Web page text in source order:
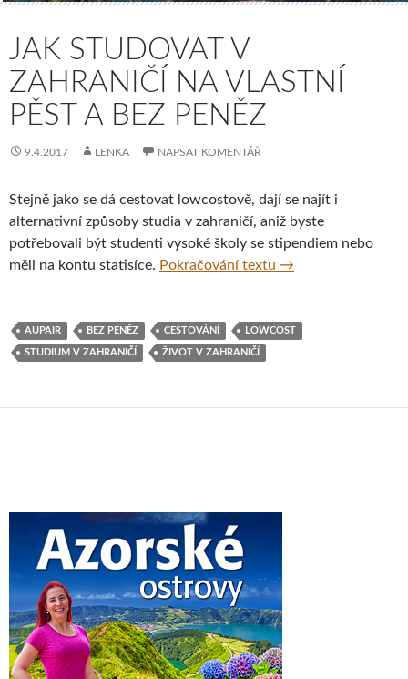
JAK STUDOVAT V
ZAHRANIČÍ NA VLASTNÍ
PĚST A BEZ PENĚZ
9.4.2017 LENKA NAPSAT KOMENTÁŘ
Stejně jako se dá cestovat lowcostově, dají se najít i
alternativní způsoby studia v zahraničí, aniž byste
potřebovali být studenti vysoké školy se stipendiem nebo
měli na kontu statisíce. Pokračování textu Jak studovat v
→
AUPAIR BEZ PENĚZ CESTOVÁNÍ LOWCOST
STUDIUM V ZAHRANIČÍ ŽIVOT V ZAHRANIČÍ